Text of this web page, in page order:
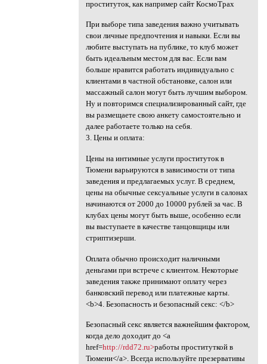
проституток, как например сайт КосмоТрах
При выборе типа заведения важно учитывать
свои личные предпочтения и навыки. Если вы
любите выступать на публике, то клуб может
быть идеальным местом для вас. Если вам
больше нравится работать индивидуально с
клиентами в частной обстановке, салон или
массажный салон могут быть лучшим выбором.
Ну и повторимся специализированный сайт, где
вы размещаете свою анкету самостоятельно и
далее работаете только на себя.
3. Цены и оплата:
Цены на интимные услуги проституток в
Тюмени варьируются в зависимости от типа
заведения и предлагаемых услуг. В среднем,
цены на обычные сексуальные услуги в салонах
начинаются от 2000 до 10000 рублей за час. В
клубах цены могут быть выше, особенно если
вы выступаете в качестве танцовщицы или
стриптизерши.
Оплата обычно происходит наличными
деньгами при встрече с клиентом. Некоторые
заведения также принимают оплату через
банковский перевод или платежные карты.
<b>4. Безопасность и безопасный секс: </b>
Безопасный секс является важнейшим фактором,
когда дело доходит до <a
href=http://rdd72.ru>работы проституткой в
Тюмени</a>. Всегда используйте презервативы